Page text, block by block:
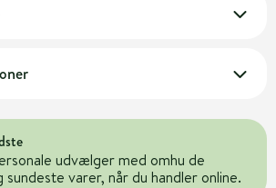
udvælger med omhu de
varer, når du handler online.